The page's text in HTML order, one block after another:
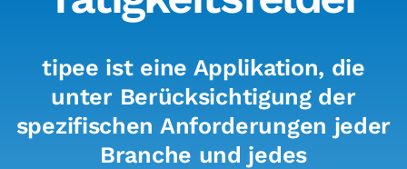
tipee ist eine Applikation, die
unter Berücksichtigung der
spezifischen Anforderungen jeder
Branche und jedes